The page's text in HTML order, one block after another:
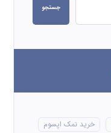
جستجو
خرید نمک اپسوم